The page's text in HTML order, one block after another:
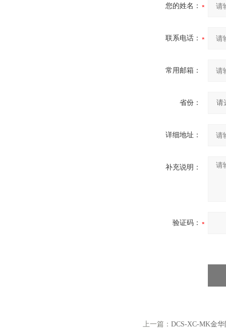
您的姓名：
联系电话：
常用邮箱：
省份：
详细地址：
补充说明：
验证码：
上一篇： DCS-XC-MK金